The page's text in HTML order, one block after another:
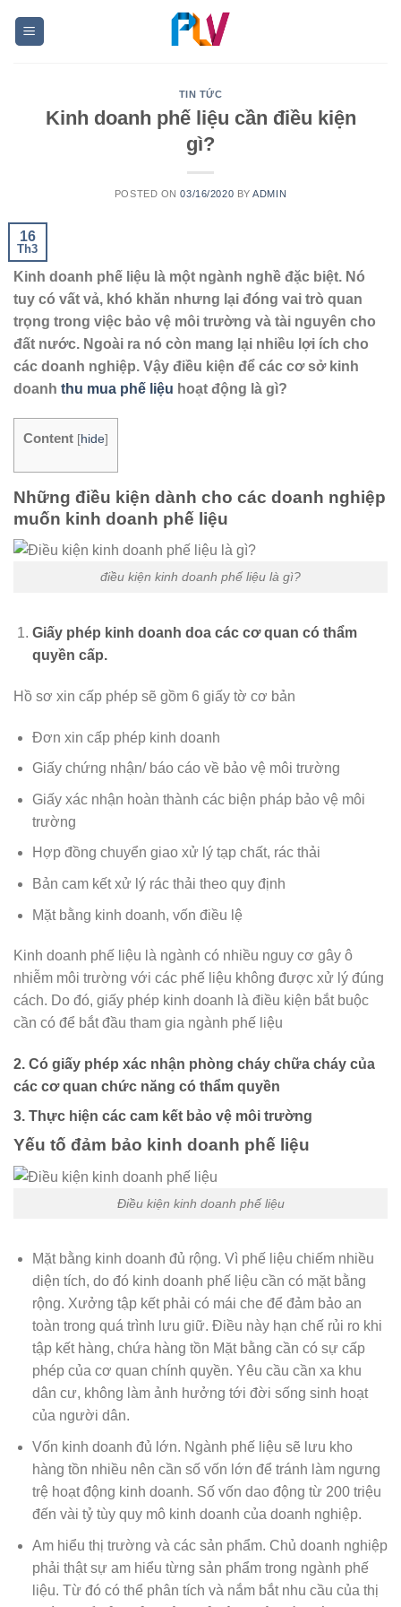
TIN TỨC
Kinh doanh phế liệu cần điều kiện
gì?
POSTED ON03/16/2020 BYADMIN
16
Th3
Kinh doanh phế liệu là một ngành nghề đặc biệt. Nó
tuy có vất vả, khó khăn nhưng lại đóng vai trò quan
trọng trong việc bảo vệ môi trường và tài nguyên cho
đất nước. Ngoài ra nó còn mang lại nhiều lợi ích cho
các doanh nghiệp. Vậy điều kiện để các cơ sở kinh
doanh thu mua phế liệu hoạt động là gì?
Content [hide]
Những điều kiện dành cho các doanh nghiệp
muốn kinh doanh phế liệu
điều kiện kinh doanh phế liệu là gì?
Giấy phép kinh doanh doa các cơ quan có thẩm
quyền cấp.
Hồ sơ xin cấp phép sẽ gồm 6 giấy tờ cơ bản
Đơn xin cấp phép kinh doanh
Giấy chứng nhận/ báo cáo về bảo vệ môi trường
Giấy xác nhận hoàn thành các biện pháp bảo vệ môi
trường
Hợp đồng chuyển giao xử lý tạp chất, rác thải
Bản cam kết xử lý rác thải theo quy định
Mặt bằng kinh doanh, vốn điều lệ
Kinh doanh phế liệu là ngành có nhiều nguy cơ gây ô
nhiễm môi trường với các phế liệu không được xử lý đúng
cách. Do đó, giấy phép kinh doanh là điều kiện bắt buộc
cần có để bắt đầu tham gia ngành phế liệu
2. Có giấy phép xác nhận phòng cháy chữa cháy của
các cơ quan chức năng có thẩm quyền
3. Thực hiện các cam kết bảo vệ môi trường
Yếu tố đảm bảo kinh doanh phế liệu
Điều kiện kinh doanh phế liệu
Mặt bằng kinh doanh đủ rộng. Vì phế liệu chiếm nhiều
diện tích, do đó kinh doanh phế liệu cần có mặt bằng
rộng. Xưởng tập kết phải có mái che để đảm bảo an
toàn trong quá trình lưu giữ. Điều này hạn chế rủi ro khi
tập kết hàng, chứa hàng tồn Mặt bằng cần có sự cấp
phép của cơ quan chính quyền. Yêu cầu cần xa khu
dân cư, không làm ảnh hưởng tới đời sống sinh hoạt
của người dân.
Vốn kinh doanh đủ lớn. Ngành phế liệu sẽ lưu kho
hàng tồn nhiều nên cần số vốn lớn để tránh làm ngưng
trệ hoạt động kinh doanh. Số vốn dao động từ 200 triệu
đến vài tỷ tùy quy mô kinh doanh của doanh nghiệp.
Am hiểu thị trường và các sản phẩm. Chủ doanh nghiệp
phải thật sự am hiểu từng sản phẩm trong ngành phế
liệu. Từ đó có thể phân tích và nắm bắt nhu cầu của thị